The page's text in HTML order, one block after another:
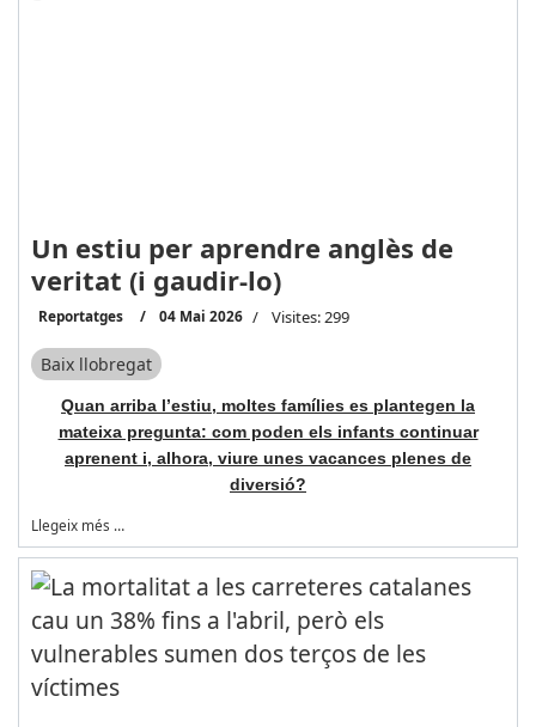
Un estiu per aprendre anglès de
veritat (i gaudir-lo)
Reportatges 04 Mai 2026 Visites: 299
Baix llobregat
Quan arriba l’estiu, moltes famílies es plantegen la
mateixa pregunta: com poden els infants continuar
aprenent i, alhora, viure unes vacances plenes de
diversió?
Llegeix més …